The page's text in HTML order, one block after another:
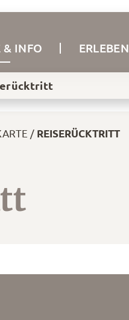
& INFO ERLEBEN
REISERÜCKTRITT